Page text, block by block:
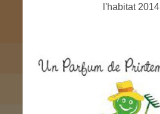
l'habitat 2014